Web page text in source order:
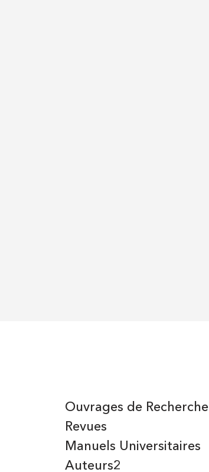
Auteurs2
Manuels Universitaires
Ouvrages de Recherche
Revues